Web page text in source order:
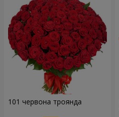
101 червона троянда